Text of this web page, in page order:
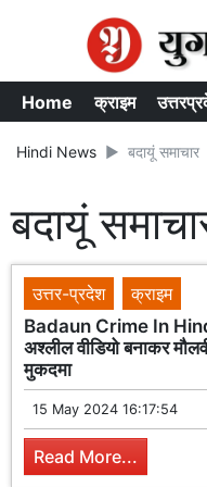
Home क्राइम
Hindi News बदायूं समाचार
बदायूं
उत्तर-प्रदेश
क्राइम
Badaun Crime In
अश्लील वीडियो बनाकर
मुकदमा
15 May 2024 16:17:54
Read More...